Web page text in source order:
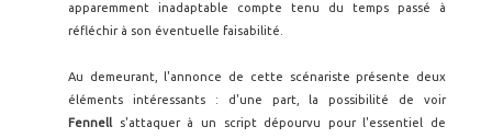
apparemment inadaptable compte tenu du temps passé à
réfléchir à son éventuelle faisabilité.
Au demeurant, l'annonce de cette scénariste présente deux
éléments intéressants : d'une part, la possibilité de voir
Fennell s'attaquer à un script dépourvu pour l'essentiel de